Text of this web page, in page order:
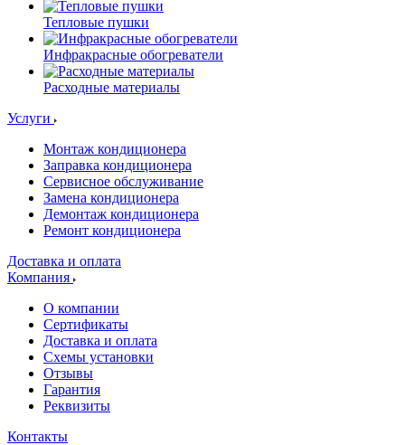
Тепловые пушки
Инфракрасные обогреватели
Расходные материалы
Услуги
Монтаж кондиционера
Заправка кондиционера
Сервисное обслуживание
Замена кондиционера
Демонтаж кондиционера
Ремонт кондиционера
Доставка и оплата
Компания
О компании
Сертификаты
Доставка и оплата
Схемы установки
Отзывы
Гарантия
Реквизиты
Контакты